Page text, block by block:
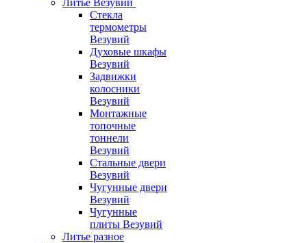
Литье Везувий
Стекла
термометры
Везувий
Духовые шкафы
Везувий
Задвижки
колосники
Везувий
Монтажные
топочные
тоннели
Везувий
Стальные двери
Везувий
Чугунные двери
Везувий
Чугунные
плиты Везувий
Литье разное